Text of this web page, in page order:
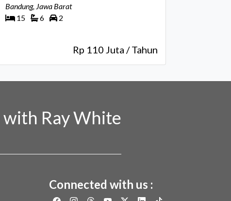
Daerah Terusan Cikutra
Bandung, Jawa Barat
15
6 2
Rp 110 Juta / Tahun
with Ray White
Connected with us :